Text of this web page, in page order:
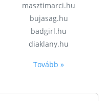
masztimarci.hu
bujasag.hu
badgirl.hu
diaklany.hu
Tovább »